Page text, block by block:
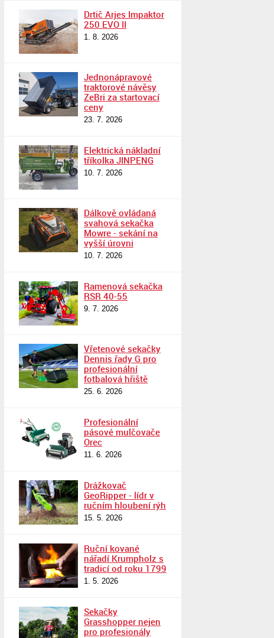
Drtič Arjes Impaktor
250 EVO II
1. 8. 2026
Jednonápravové
traktorové návěsy
ZeBri za startovací
ceny
23. 7. 2026
Elektrická nákladní
tříkolka JINPENG
10. 7. 2026
Dálkově ovládaná
svahová sekačka
Mowre - sekání na
vyšší úrovni
10. 7. 2026
Ramenová sekačka
RSR 40-55
9. 7. 2026
Vřetenové sekačky
Dennis řady G pro
profesionální
fotbalová hřiště
25. 6. 2026
Profesionální
pásové mulčovače
Orec
11. 6. 2026
Drážkovač
GeoRipper - lídr v
ručním hloubení rýh
15. 5. 2026
Ruční kované
nářadí Krumpholz s
tradicí od roku 1799
1. 5. 2026
Sekačky
Grasshopper nejen
pro profesionály